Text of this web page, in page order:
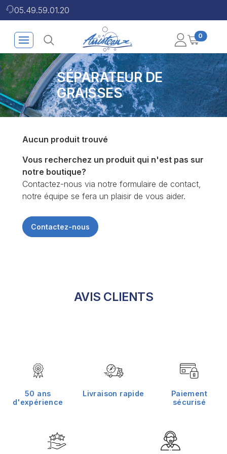
05.49.59.01.20
0
SÉPARATEUR DE
GRAISSES
Aucun produit trouvé
Vous recherchez un produit qui n'est pas sur
notre boutique?
Contactez-nous via notre formulaire de contact,
notre équipe se fera un plaisir de vous aider.
Contactez-nous
AVIS CLIENTS
50 ans
d'expérience
Livraison rapide
Paiement
sécurisé